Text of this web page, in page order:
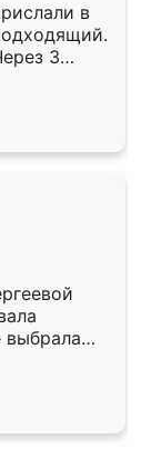
в
3
выбрала
потом
объяснил
с